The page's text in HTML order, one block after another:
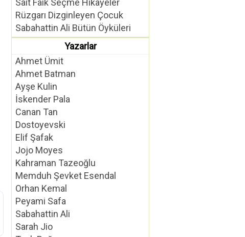
Sait Faik Seçme Hikayeler
Rüzgarı Dizginleyen Çocuk
Sabahattin Ali Bütün Öyküleri
Yazarlar
Ahmet Ümit
Ahmet Batman
Ayşe Kulin
İskender Pala
Canan Tan
Dostoyevski
Elif Şafak
Jojo Moyes
Kahraman Tazeoğlu
Memduh Şevket Esendal
Orhan Kemal
Peyami Safa
Sabahattin Ali
Sarah Jio